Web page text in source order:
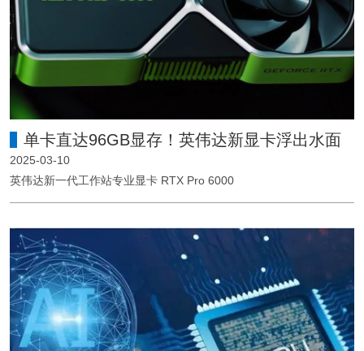
单卡直达96GB显存！英伟达新显卡浮出水面
2025-03-10
英伟达新一代工作站专业显卡 RTX Pro 6000